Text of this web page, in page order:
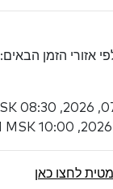
אזורי הזמן הבאים:
לחצו כאן